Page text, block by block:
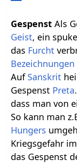
Gespenst‏‎Als
Geist, ein
das Furcht
Bezeichnungen
Auf Sanskrit
Gespenst Preta
dass man von
So kann man
Hungers
Kriegsgefahr im
das Gespenst